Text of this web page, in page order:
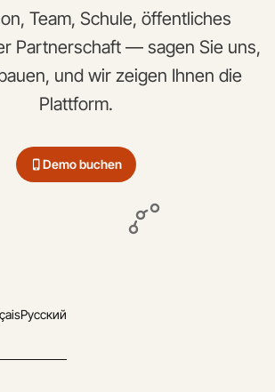
Team, Schule, öffentliches
Partnerschaft — sagen Sie uns,
und wir zeigen Ihnen die
Plattform.
Demo buchen
Русский